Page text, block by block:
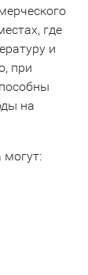
где
и
при
на
могут: